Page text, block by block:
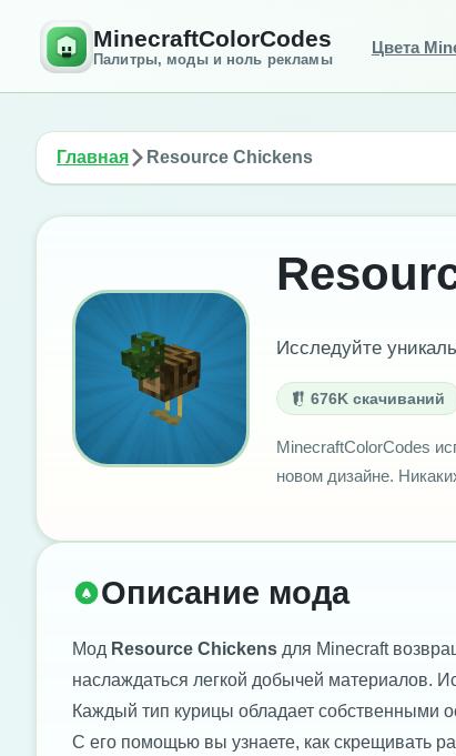
MinecraftColorCodes
Палитры, моды и ноль рекламы
Цвета
Главная Resource Chickens
Исследуйте
676K скачиваний
MinecraftColorCodes
новом дизайне.
Описание мода
Мод Resource Chickens для Minecraft
наслаждаться легкой добычей материалов.
Каждый тип курицы обладает собственными
С его помощью вы узнаете, как скрещивать